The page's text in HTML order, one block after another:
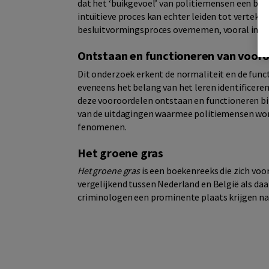
dat het ‘buikgevoel’ van politiemensen een
intuïtieve proces kan echter leiden tot
besluitvormingsproces overnemen, vooral in
Ontstaan en functioneren van
Dit onderzoek erkent de normaliteit en de
eveneens het belang van het leren
deze vooroordelen ontstaan en functioneren
van de uitdagingen waarmee politiemensen
fenomenen.
Het groene gras
Het groene grasis een boekenreeks die zich
vergelijkend tussen Nederland en België als
criminologen een prominente plaats krijgen